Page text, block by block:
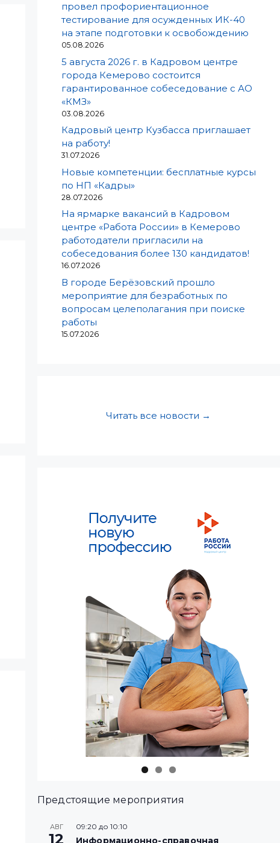
провел профориентационное
тестирование для осужденных ИК-40
на этапе подготовки к освобождению
05.08.2026
5 августа 2026 г. в Кадровом центре
города Кемерово состоится
гарантированное собеседование с АО
«КМЗ»
03.08.2026
Кадровый центр Кузбасса приглашает
на работу!
31.07.2026
Новые компетенции: бесплатные курсы
по НП «Кадры»
28.07.2026
На ярмарке вакансий в Кадровом
центре «Работа России» в Кемерово
работодатели пригласили на
собеседования более 130 кандидатов!
16.07.2026
В городе Берёзовский прошло
мероприятие для безработных по
вопросам целеполагания при поиске
работы
15.07.2026
Читать все новости →
Предстоящие мероприятия
АВГ
12
09:20 до 10:10
Информационно-справочная